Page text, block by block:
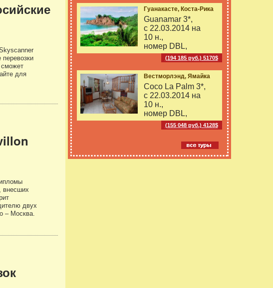
для
внесших
двух
– Москва.
Гуанакасте, Коста-Рика
Guanamar 3*,
с 22.03.2014 на
10 н.,
номер DBL,
(194 185 руб.) 5170$
Вестморлэнд, Ямайка
Coco La Palm 3*,
с 22.03.2014 на
10 н.,
номер DBL,
(155 048 руб.) 4128$